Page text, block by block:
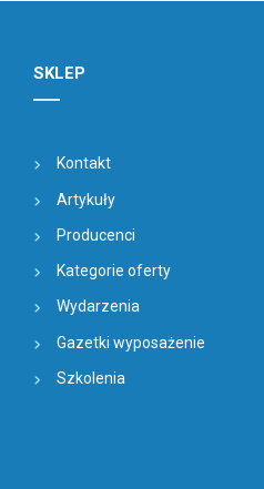
SKLEP
Kontakt
Artykuły
Producenci
Kategorie oferty
Wydarzenia
Gazetki wyposażenie
Szkolenia